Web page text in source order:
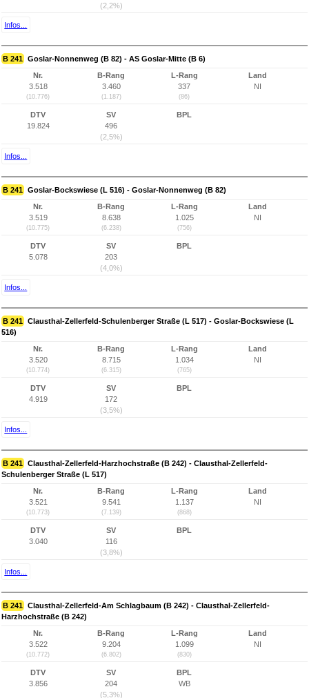
(2,2%)
Infos...
B 241 Goslar-Nonnenweg (B 82) - AS Goslar-Mitte (B 6)
Nr.
3.518
(10.776)
B-Rang
3.460
(1.187)
L-Rang
337
(86)
Land
NI
DTV
19.824
SV
496
(2,5%)
BPL
Infos...
B 241 Goslar-Bockswiese (L 516) - Goslar-Nonnenweg (B 82)
Nr.
3.519
(10.775)
B-Rang
8.638
(6.238)
L-Rang
1.025
(756)
Land
NI
DTV
5.078
SV
203
(4,0%)
BPL
Infos...
B 241 Clausthal-Zellerfeld-Schulenberger Straße (L 517) - Goslar-Bockswiese (L
516)
Nr.
3.520
(10.774)
B-Rang
8.715
(6.315)
L-Rang
1.034
(765)
Land
NI
DTV
4.919
SV
172
(3,5%)
BPL
Infos...
B 241 Clausthal-Zellerfeld-Harzhochstraße (B 242) - Clausthal-Zellerfeld-
Schulenberger Straße (L 517)
Nr.
3.521
(10.773)
B-Rang
9.541
(7.139)
L-Rang
1.137
(868)
Land
NI
DTV
3.040
SV
116
(3,8%)
BPL
Infos...
B 241 Clausthal-Zellerfeld-Am Schlagbaum (B 242) - Clausthal-Zellerfeld-
Harzhochstraße (B 242)
Nr.
3.522
(10.772)
B-Rang
9.204
(6.802)
L-Rang
1.099
(830)
Land
NI
DTV
3.856
SV
204
(5,3%)
BPL
WB